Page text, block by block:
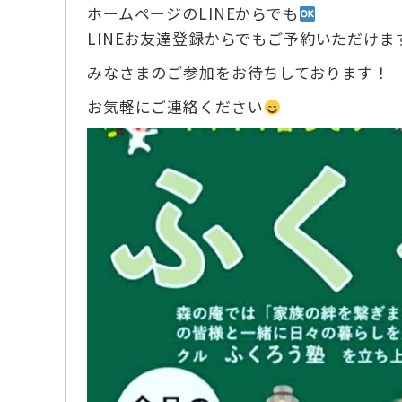
ホームページのLINEからでも
LINEお友達登録からでもご予約いただけま
みなさまのご参加をお待ちしております！
お気軽にご連絡ください